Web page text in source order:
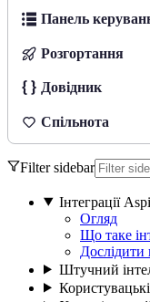
Панель
Розгортання
Довідник
Спільнота
Filter sidebar
Інтеграції
Огляд
Що таке
Дослідити
Штучний
Користувацькі